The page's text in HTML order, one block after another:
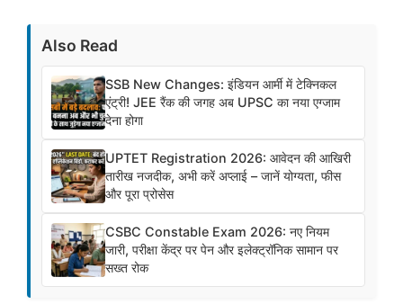
Also Read
SSB New Changes: इंडियन आर्मी में टेक्निकल
एंट्री! JEE रैंक की जगह अब UPSC का नया एग्जाम
देना होगा
UPTET Registration 2026: आवेदन की आखिरी
तारीख नजदीक, अभी करें अप्लाई – जानें योग्यता, फीस
और पूरा प्रोसेस
CSBC Constable Exam 2026: नए नियम
जारी, परीक्षा केंद्र पर पेन और इलेक्ट्रॉनिक सामान पर
सख्त रोक